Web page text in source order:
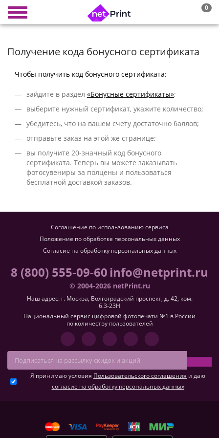
0
Получение кода бонусного сертификата
Чтобы получить код бонусного сертификата:
зайдите в раздел «Бонусные сертификаты»;
выберите нужный сертификат, укажите количество;
убедитесь, что на вашем счету достаточно баллов;
отправьте заказ на этой же странице;
вы получите 20-значный код бонусного
сертификата. Tеперь вы можете заказывать
фотосувениры за полцены и пользоваться
бесплатной доставкой заказов.
Соглашение по использованию сервиса
Положение по обработке персональных данных
Согласие на обработку персональных данных
8 (800) 555-09-60info@netprint.ru
© 2004-2026 netPrint.ru
Наш адрес: г. Москва, Волгоградский проспект, д. 42, ком.
6.3-23H
Национальный сервис цифровой фотопечати №1 в России
по количеству пользователей
Я принимаю условия Пользовательского соглашения и даю
согласие на обработку персональных данных